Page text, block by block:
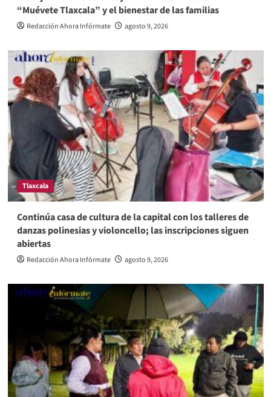
“Muévete Tlaxcala” y el bienestar de las familias
Redacción Ahora Infórmate agosto 9, 2026
Tlaxcala
Continúa casa de cultura de la capital con los talleres de
danzas polinesias y violoncello; las inscripciones siguen
abiertas
Redacción Ahora Infórmate agosto 9, 2026